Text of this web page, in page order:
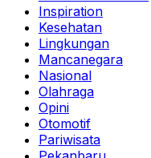
Inspiration
Kesehatan
Lingkungan
Mancanegara
Nasional
Olahraga
Opini
Otomotif
Pariwisata